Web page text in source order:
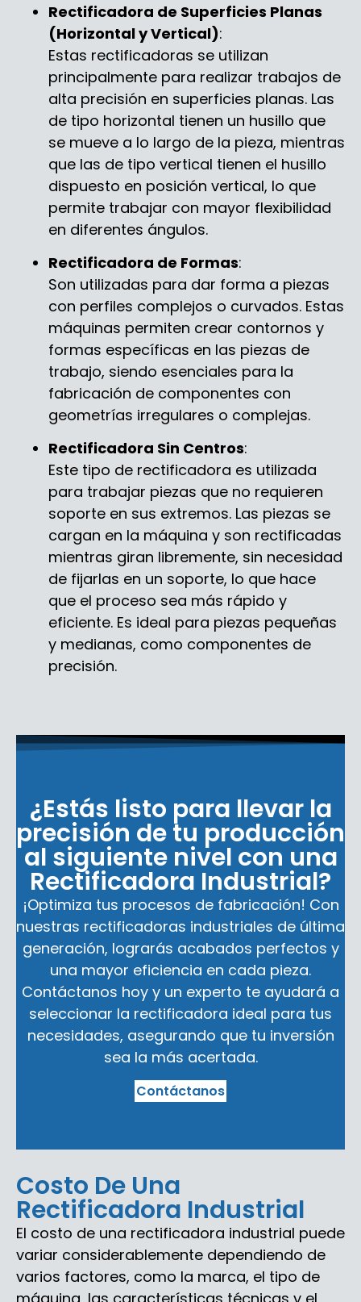
Rectificadora de Superficies Planas
(Horizontal y Vertical):
Estas rectificadoras se utilizan
principalmente para realizar trabajos de
alta precisión en superficies planas. Las
de tipo horizontal tienen un husillo que
se mueve a lo largo de la pieza, mientras
que las de tipo vertical tienen el husillo
dispuesto en posición vertical, lo que
permite trabajar con mayor flexibilidad
en diferentes ángulos.
Rectificadora de Formas:
Son utilizadas para dar forma a piezas
con perfiles complejos o curvados. Estas
máquinas permiten crear contornos y
formas específicas en las piezas de
trabajo, siendo esenciales para la
fabricación de componentes con
geometrías irregulares o complejas.
Rectificadora Sin Centros:
Este tipo de rectificadora es utilizada
para trabajar piezas que no requieren
soporte en sus extremos. Las piezas se
cargan en la máquina y son rectificadas
mientras giran libremente, sin necesidad
de fijarlas en un soporte, lo que hace
que el proceso sea más rápido y
eficiente. Es ideal para piezas pequeñas
y medianas, como componentes de
precisión.
¿Estás listo para llevar la
precisión de tu producción
al siguiente nivel con una
Rectificadora Industrial?
¡Optimiza tus procesos de fabricación! Con
nuestras rectificadoras industriales de última
generación, lograrás acabados perfectos y
una mayor eficiencia en cada pieza.
Contáctanos hoy y un experto te ayudará a
seleccionar la rectificadora ideal para tus
necesidades, asegurando que tu inversión
sea la más acertada.
Contáctanos
Costo De Una
Rectificadora Industrial
El costo de una rectificadora industrial puede
variar considerablemente dependiendo de
varios factores, como la marca, el tipo de